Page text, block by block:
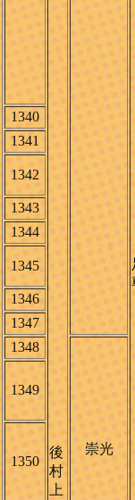
後
村
上
1340
1341
1342
1343
1344
1345
1346
1347
1348
崇光
1349
1350